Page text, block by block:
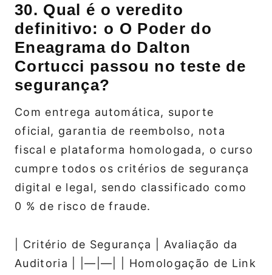
30. Qual é o veredito
definitivo: o O Poder do
Eneagrama do Dalton
Cortucci passou no teste de
segurança?
Com entrega automática, suporte
oficial, garantia de reembolso, nota
fiscal e plataforma homologada, o curso
cumpre todos os critérios de segurança
digital e legal, sendo classificado como
0 % de risco de fraude.
| Critério de Segurança | Avaliação da
Auditoria | |—|—| | Homologação de Link